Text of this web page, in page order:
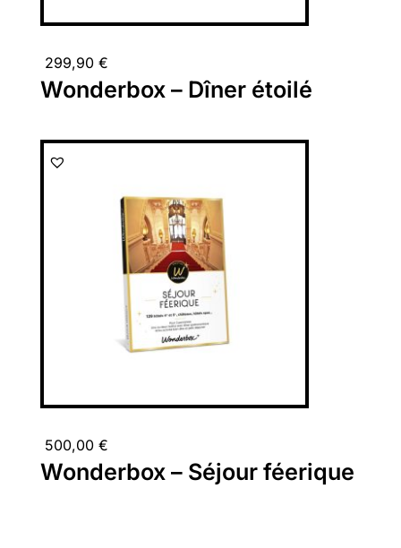
299,90 €
Wonderbox – Dîner étoilé
500,00 €
Wonderbox – Séjour féerique